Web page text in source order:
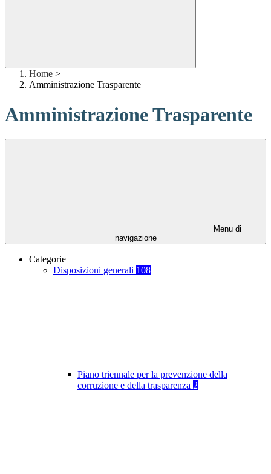
Home >
Amministrazione Trasparente
Amministrazione Trasparente
Menu di
navigazione
Categorie
Disposizioni generali 108
Piano triennale per la prevenzione della
corruzione e della trasparenza 2